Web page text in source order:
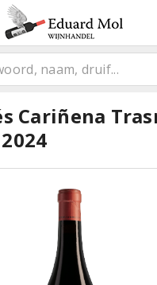
Cariñena